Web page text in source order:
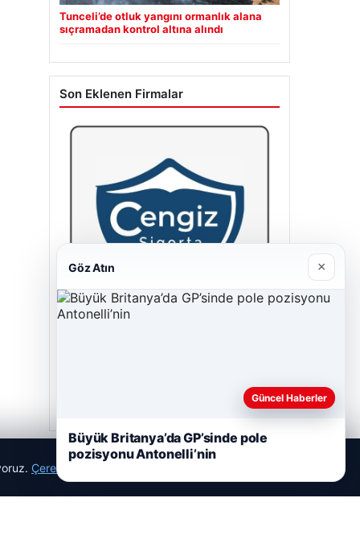
Tunceli’de otluk yangını ormanlık alana
sıçramadan kontrol altına alındı
Son Eklenen Firmalar
Çerez Politikamız
Göz Atın ×
Güncel Haberler
Büyük Britanya’da GP’sinde pole
pozisyonu Antonelli’nin